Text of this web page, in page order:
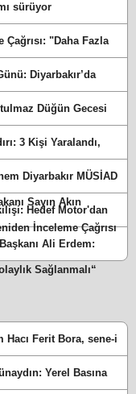
sürüyor
"Daha Fazla
Diyarbakır’da
Düğün Gecesi
3 Kişi Yaralandı,
Diyarbakır MÜSİAD
Sayın Akın
İnceleme Çağrısı
Hedef Motor'dan
Ali Erdem:
Sağlanmalı“
Ferit Bora, sene-i
Yerel Basına